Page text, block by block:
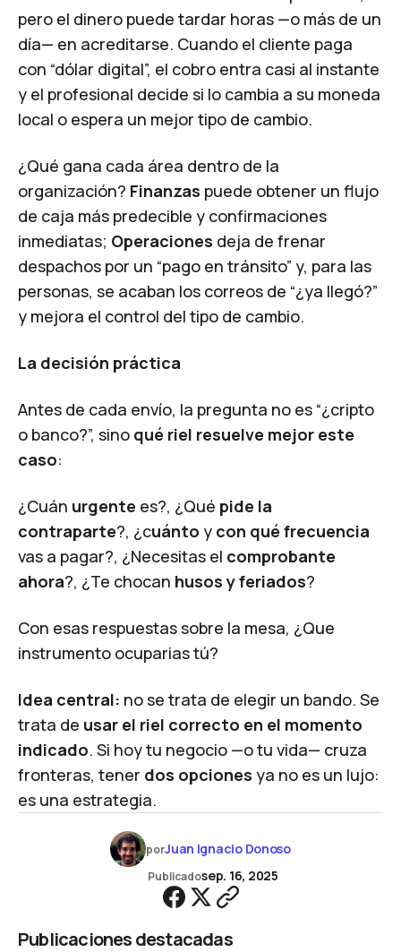
pero el dinero puede tardar horas —o más de un
día— en acreditarse. Cuando el cliente paga
con “dólar digital”, el cobro entra casi al instante
y el profesional decide si lo cambia a su moneda
local o espera un mejor tipo de cambio.
¿Qué gana cada área dentro de la
organización? Finanzas puede obtener un flujo
de caja más predecible y confirmaciones
inmediatas; Operaciones deja de frenar
despachos por un “pago en tránsito” y, para las
personas, se acaban los correos de “¿ya llegó?”
y mejora el control del tipo de cambio.
La decisión práctica
Antes de cada envío, la pregunta no es “¿cripto
o banco?”, sino qué riel resuelve mejor este
caso:
¿Cuán urgente es?, ¿Qué pide la
contraparte?, ¿cuánto y con qué frecuencia
vas a pagar?, ¿Necesitas el comprobante
ahora?, ¿Te chocan husos y feriados?
Con esas respuestas sobre la mesa, ¿Que
instrumento ocuparias tú?
Idea central: no se trata de elegir un bando. Se
trata de usar el riel correcto en el momento
indicado. Si hoy tu negocio —o tu vida— cruza
fronteras, tener dos opciones ya no es un lujo:
es una estrategia.
Publicaciones destacadas
porJuan Ignacio Donoso
Publicadosep. 16, 2025